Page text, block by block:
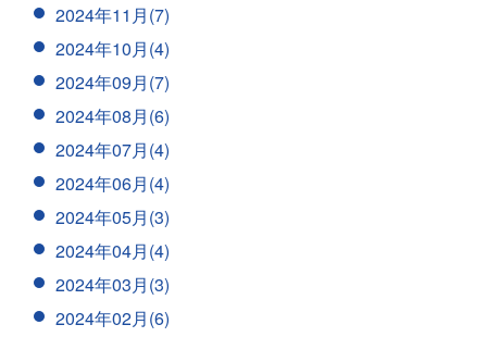
2024年11月(7)
2024年10月(4)
2024年09月(7)
2024年08月(6)
2024年07月(4)
2024年06月(4)
2024年05月(3)
2024年04月(4)
2024年03月(3)
2024年02月(6)